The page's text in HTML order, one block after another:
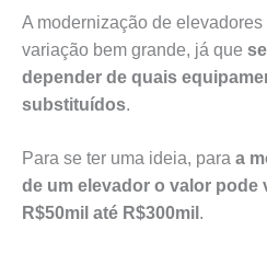
A modernização de elevadores
variação bem grande, já que
depender de quais
substituídos.
Para se ter uma ideia, para a
de um elevador o valor pode
R$50mil até R$300mil .